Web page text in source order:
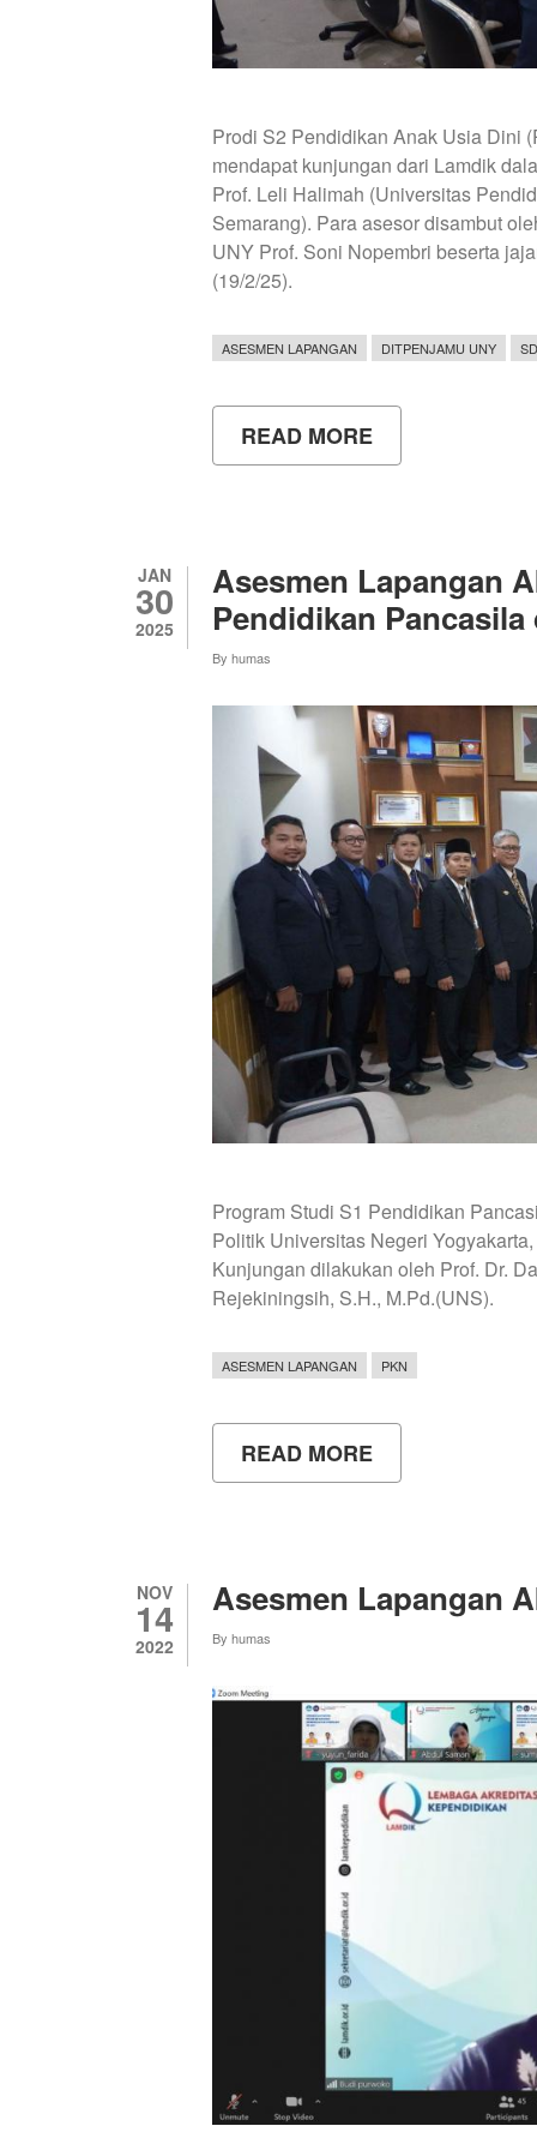
Prodi S2 Pendidikan Anak Usia Dini
mendapat kunjungan dari Lamdik
Prof. Leli Halimah (Universitas
Semarang). Para asesor disambut
UNY Prof. Soni Nopembri beserta
(19/2/25).
ASESMEN LAPANGAN DITPENJAMU UNY
READ MORE
ASESOR
JAN
30
2025
Asesmen Lapangan
Pendidikan
By humas
Program Studi S1 Pendidikan
Politik Universitas Negeri
Kunjungan dilakukan oleh Prof. Dr.
Rejekiningsih, S.H., M.Pd.(UNS).
ASESMEN LAPANGAN PKN
READ MORE
ASESMEN
PENDIDIKAN
PANCASILA
NOV
14
2022
Asesmen Lapangan
By humas